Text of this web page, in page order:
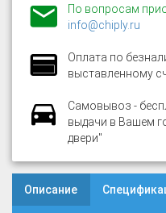
По вопросам
info@chiply.ru
Оплата по
выставленному
Самовывоз -
выдачи в Вашем
двери"
Описание